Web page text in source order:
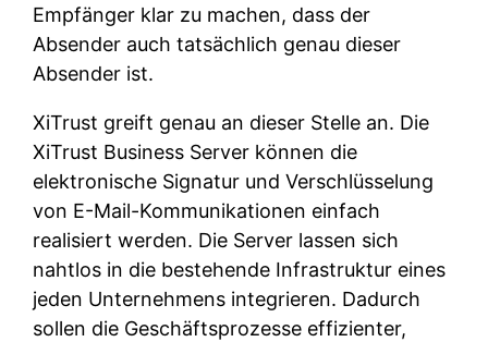
Empfänger klar zu machen, dass der
Absender auch tatsächlich genau dieser
Absender ist.
XiTrust greift genau an dieser Stelle an. Die
XiTrust Business Server können die
elektronische Signatur und Verschlüsselung
von E-Mail-Kommunikationen einfach
realisiert werden. Die Server lassen sich
nahtlos in die bestehende Infrastruktur eines
jeden Unternehmens integrieren. Dadurch
sollen die Geschäftsprozesse effizienter,